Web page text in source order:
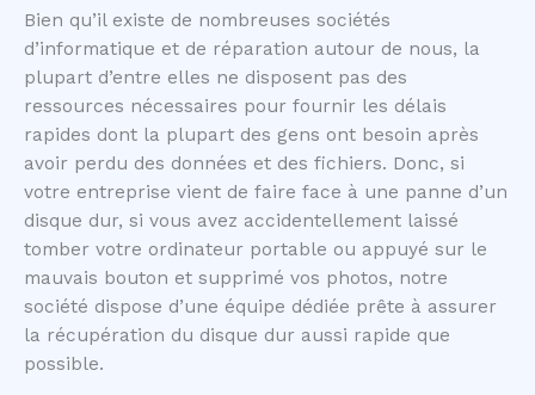
Bien qu’il existe de nombreuses sociétés
d’informatique et de réparation autour de nous, la
plupart d’entre elles ne disposent pas des
ressources nécessaires pour fournir les délais
rapides dont la plupart des gens ont besoin après
avoir perdu des données et des fichiers. Donc, si
votre entreprise vient de faire face à une panne d’un
disque dur, si vous avez accidentellement laissé
tomber votre ordinateur portable ou appuyé sur le
mauvais bouton et supprimé vos photos, notre
société dispose d’une équipe dédiée prête à assurer
la récupération du disque dur aussi rapide que
possible.